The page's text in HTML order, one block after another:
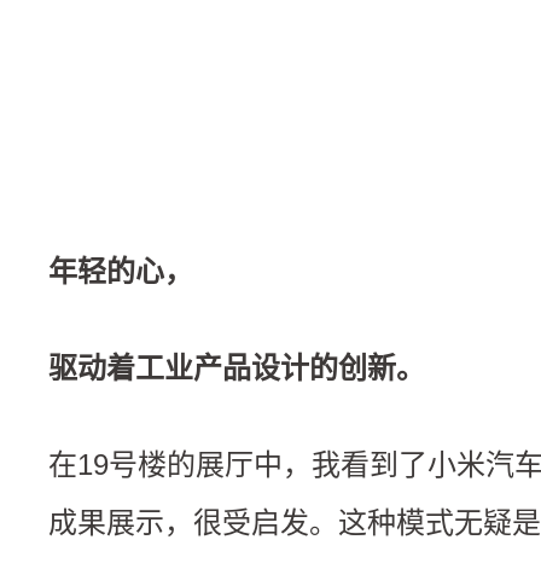
年轻的心，
驱动着工业产品设计的创新。
在19号楼的展厅中，我看到了小米汽
成果展示，很受启发。这种模式无疑